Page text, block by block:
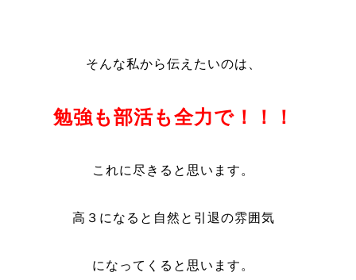
そんな私から伝えたいのは、
勉強も部活も全力で！！！
これに尽きると思います。
高３になると自然と引退の雰囲気
になってくると思います。